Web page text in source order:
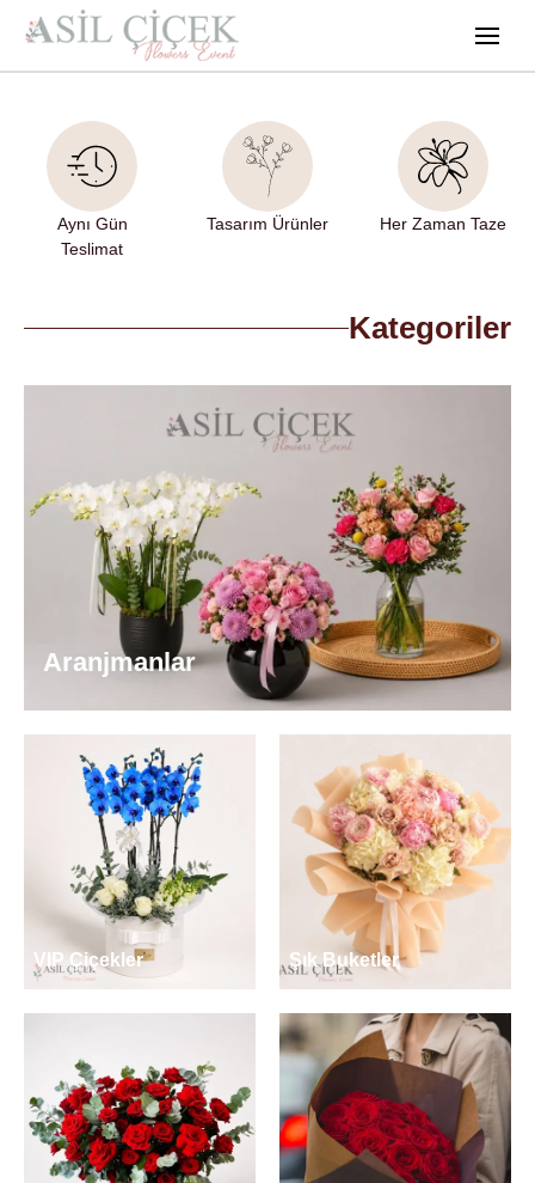
Aynı Gün
Teslimat
Tasarım Ürünler Her Zaman Taze
Kategoriler
Aranjmanlar
VIP Çiçekler Şık Buketler